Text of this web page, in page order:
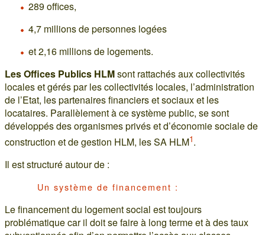
289 offices,
4,7 millions de personnes logées
et 2,16 millions de logements.
Les Offices Publics HLMsont rattachés aux collectivités
locales et gérés par les collectivités locales, l’administration
de l’Etat, les partenaires financiers et sociaux et les
locataires. Parallèlement à ce système public, se sont
développés des organismes privés et d’économie sociale de
construction et de gestion HLM, les SA HLM1.
Il est structuré autour de :
Un système de financement :
Le financement du logement social est toujours
problématique car il doit se faire à long terme et à des taux